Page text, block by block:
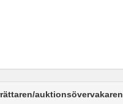
auktionsövervakaren